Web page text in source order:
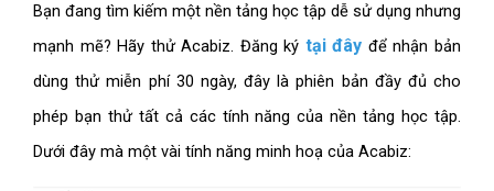
Bạn đang tìm kiếm một nền tảng học tập dễ sử dụng nhưng
mạnh mẽ? Hãy thử Acabiz. Đăng ký tại đây để nhận bản
dùng thử miễn phí 30 ngày, đây là phiên bản đầy đủ cho
phép bạn thử tất cả các tính năng của nền tảng học tập.
Dưới đây mà một vài tính năng minh hoạ của Acabiz: